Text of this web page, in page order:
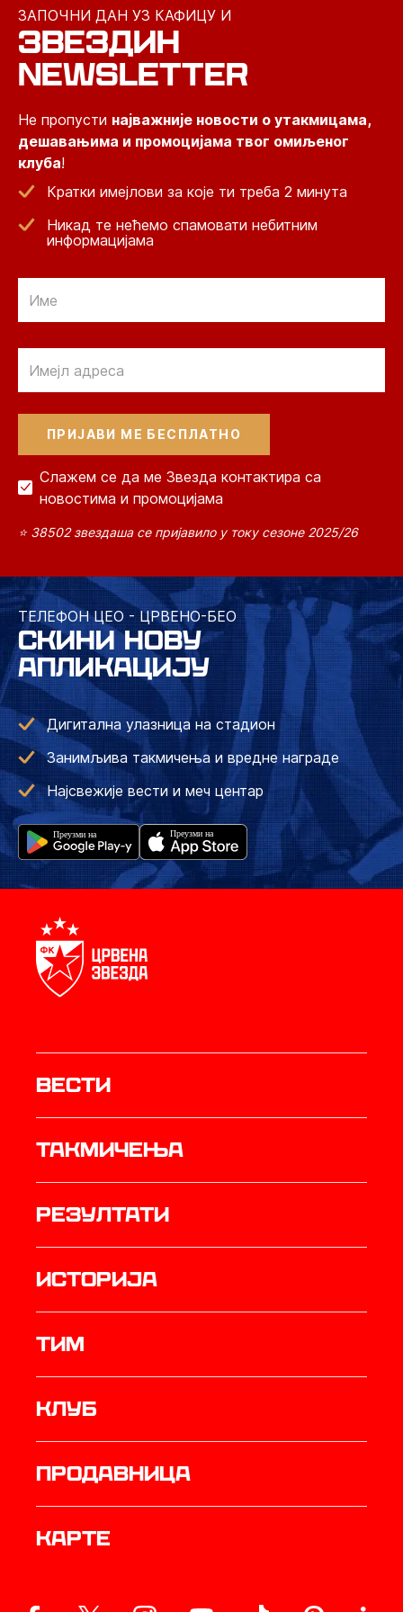
ЗАПОЧНИ ДАН УЗ КАФИЦУ И
ЗВЕЗДИН
NEWSLETTER
Не пропусти најважније новости о утакмицама,
дешавањима и промоцијама твог омиљеног
клуба!
Кратки имејлови за које ти треба 2 минута
Никад те нећемо спамовати небитним
информацијама
Слажем се да ме Звезда контактира са
новостима и промоцијама
⭐ 38502 звездаша се пријавило у току сезоне 2025/26
ТЕЛЕФОН ЦЕО - ЦРВЕНО-БЕО
СКИНИ НОВУ
АПЛИКАЦИЈУ
Дигитална улазница на стадион
Занимљива такмичења и вредне награде
Најсвежије вести и меч центар
Вести
Такмичења
резултати
историја
ТИМ
Клуб
продавница
Карте